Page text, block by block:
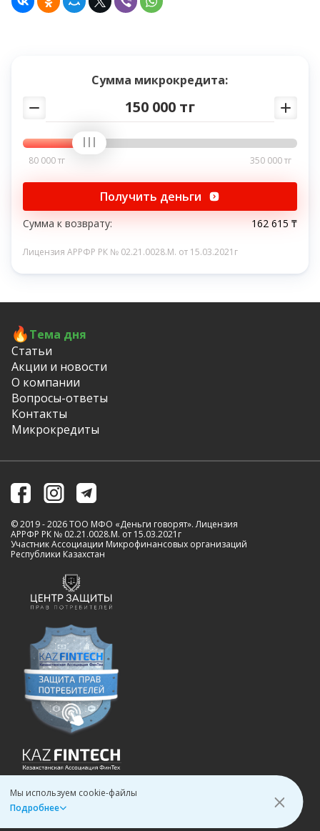
Сумма микрокредита:
150 000 тг
80 000 тг 350 000 тг
Получить деньги
Сумма к возврату: 162 615 ₸
Лицензия АРРФР РК № 02.21.0028.M. от 15.03.2021г
Тема дня
Статьи
Акции и новости
О компании
Вопросы-ответы
Контакты
Микрокредиты
© 2019 - 2026 ТОО МФО «Деньги говорят». Лицензия
АРРФР РК № 02.21.0028.M. от 15.03.2021г
Участник Ассоциации Микрофинансовых организаций
Республики Казахстан
Мы используем cookie-файлы
Подробнее